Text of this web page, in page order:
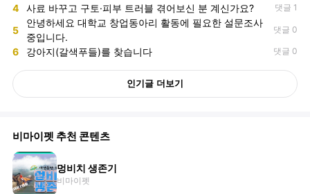
4 사료 바꾸고 구토·피부 트러블 겪어보신 분 계신가요? 댓글 1
5
안녕하세요 대학교 창업동아리 활동에 필요한 설문조사
중입니다.
댓글 0
6 강아지(갈색푸들)를 찾습니다 댓글 0
인기글 더보기
비마이펫 추천 콘텐츠
멍비치 생존기
비마이펫